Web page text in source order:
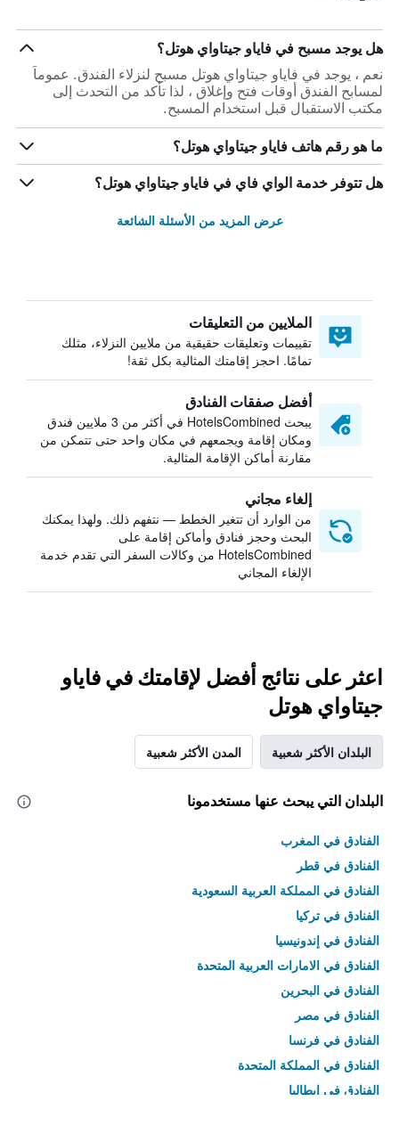
هل يوجد مسبح في فاياو جيتاواي هوتل؟
نعم ، يوجد في فاياو جيتاواي هوتل مسبح لنزلاء الفندق. عموماً
لمسابح الفندق أوقات فتح وإغلاق ، لذا تأكد من التحدث إلى
مكتب الاستقبال قبل استخدام المسبح.
ما هو رقم هاتف فاياو جيتاواي هوتل؟
هل تتوفر خدمة الواي فاي في فاياو جيتاواي هوتل؟
عرض المزيد من الأسئلة الشائعة
الملايين من التعليقات
تقييمات وتعليقات حقيقية من ملايين النزلاء، مثلك
تمامًا. احجز إقامتك المثالية بكل ثقة!
أفضل صفقات الفنادق
يبحث HotelsCombined في أكثر من 3 ملايين فندق
ومكان إقامة ويجمعهم في مكان واحد حتى تتمكن من
مقارنة أماكن الإقامة المثالية.
إلغاء مجاني
من الوارد أن تتغير الخطط — نتفهم ذلك. ولهذا يمكنك
البحث وحجز فنادق وأماكن إقامة على
HotelsCombined من وكالات السفر التي تقدم خدمة
الإلغاء المجاني
اعثر على نتائج أفضل لإقامتك في فاياو
جيتاواي هوتل
البلدان الأكثر شعبية المدن الأكثر شعبية
البلدان التي يبحث عنها مستخدمونا
الفنادق في المغرب
الفنادق في قطر
الفنادق في المملكة العربية السعودية
الفنادق في تركيا
الفنادق في إندونيسيا
الفنادق في الامارات العربية المتحدة
الفنادق في البحرين
الفنادق في مصر
الفنادق في فرنسا
الفنادق في المملكة المتحدة
الفنادق في إيطاليا